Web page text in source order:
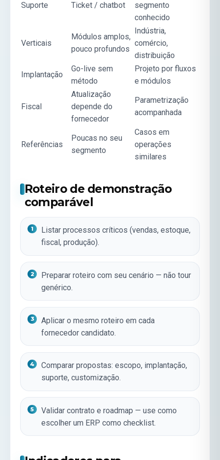
Suporte Ticket / chatbot
segmento
conhecido
Verticais
Módulos amplos,
pouco profundos
Indústria,
comércio,
distribuição
Implantação
Go-live sem
método
Projeto por fluxos
e módulos
Fiscal
Atualização
depende do
fornecedor
Parametrização
acompanhada
Referências
Poucas no seu
segmento
Casos em
operações
similares
Roteiro de demonstração
comparável
Listar processos críticos (vendas, estoque,
fiscal, produção).
Preparar roteiro com seu cenário — não tour
genérico.
Aplicar o mesmo roteiro em cada
fornecedor candidato.
Comparar propostas: escopo, implantação,
suporte, customização.
Validar contrato e roadmap — usecomo
escolher um ERP como checklist.